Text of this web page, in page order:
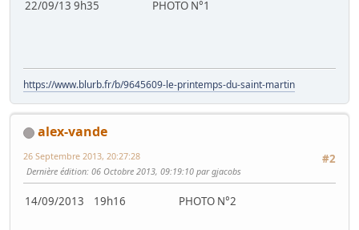
22/09/13 9h35 PHOTO N°1
https://www.blurb.fr/b/9645609-le-printemps-du-saint-martin
alex-vande
#2
26 Septembre 2013, 20:27:28
Dernière édition: 06 Octobre 2013, 09:19:10 par gjacobs
14/09/2013 19h16 PHOTO N°2